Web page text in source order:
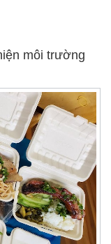
môi trường